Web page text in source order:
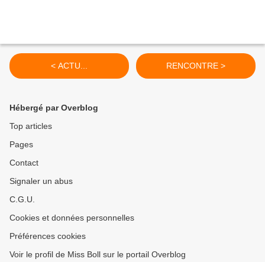
< ACTU... RENCONTRE >
Hébergé par Overblog
Top articles
Pages
Contact
Signaler un abus
C.G.U.
Cookies et données personnelles
Préférences cookies
Voir le profil de Miss Boll sur le portail Overblog